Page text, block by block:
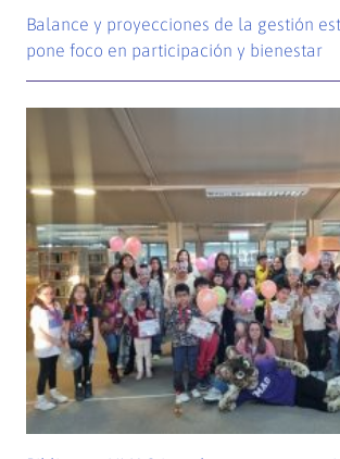
Balance y proyecciones de la gestión
pone foco en participación y bienestar